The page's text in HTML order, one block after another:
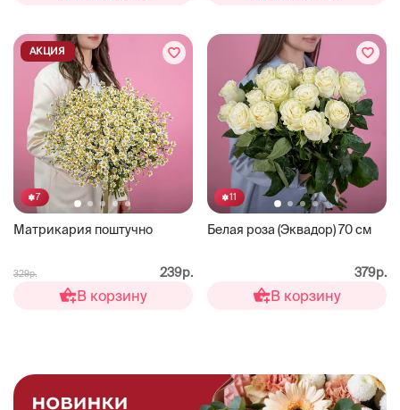
7
Матрикария поштучно
АКЦИЯ
329р. 239р.
В корзину
11
Белая роза (Эквадор) 70 см
379р.
В корзину